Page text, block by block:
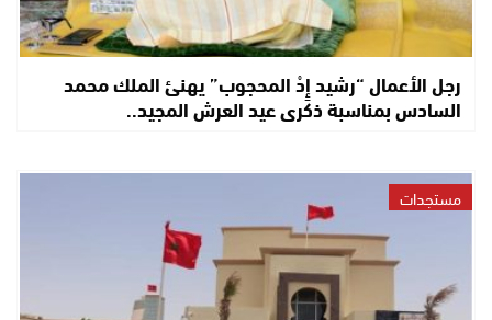
رجل الأعمال “رشيد إِدْ المحجوب” يهنئ الملك محمد
السادس بمناسبة ذكرى عيد العرش المجيد..
مستجدات